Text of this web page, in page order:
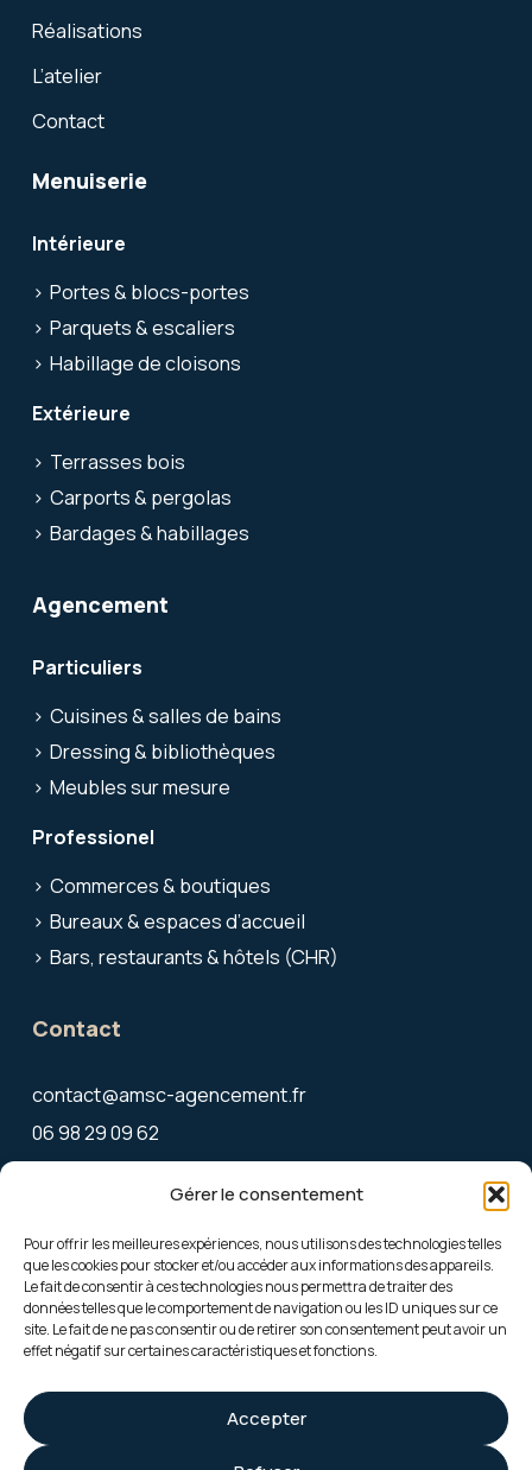
Gérer le consentement
Pour offrir les meilleures expériences, nous utilisons des technologies telles
que les cookies pour stocker et/ou accéder aux informations des appareils.
Le fait de consentir à ces technologies nous permettra de traiter des
données telles que le comportement de navigation ou les ID uniques sur ce
site. Le fait de ne pas consentir ou de retirer son consentement peut avoir un
effet négatif sur certaines caractéristiques et fonctions.
Accepter
Réalisations
L’atelier
Contact
Menuiserie
Intérieure
Portes & blocs-portes
Parquets & escaliers
Habillage de cloisons
Extérieure
Terrasses bois
Carports & pergolas
Bardages & habillages
Agencement
Particuliers
Cuisines & salles de bains
Dressing & bibliothèques
Meubles sur mesure
Professionel
Commerces & boutiques
Bureaux & espaces d’accueil
Bars, restaurants & hôtels (CHR)
Contact
contact@amsc-agencement.fr
06 98 29 09 62
27 allée du Château du Ter
Mentions légales
© 2026 AMSC – Tous droits réservés – Mentions légales · Politique de